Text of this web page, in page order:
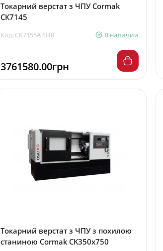
Токарний верстат з ЧПУ Cormak
СК7145
Код: CK7155A SH8 В наличии
3761580.00грн
Токарний верстат з ЧПУ з похилою
станиною Cormak CK350x750